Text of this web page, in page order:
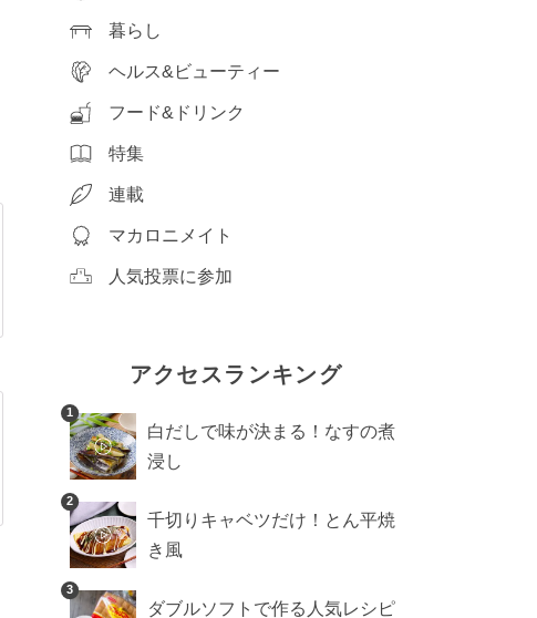
暮らし
ヘルス&ビューティー
フード&ドリンク
特集
連載
マカロニメイト
人気投票に参加
アクセスランキング
1
白だしで味が決まる！なすの煮
浸し
2
千切りキャベツだけ！とん平焼
き風
3
ダブルソフトで作る人気レシピ